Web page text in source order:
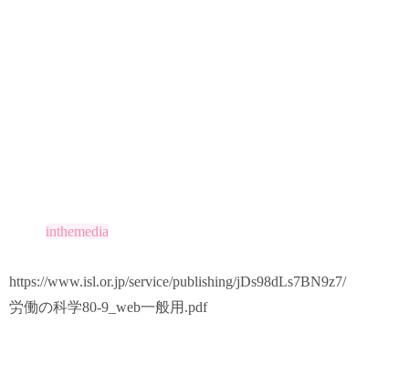
inthemedia
https://www.isl.or.jp/service/publishing/jDs98dLs7BN9z7/
労働の科学80-9_web一般用.pdf